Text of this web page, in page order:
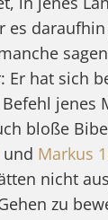
es
Er hat sich
jenes
bloße
Markus
nicht
zu